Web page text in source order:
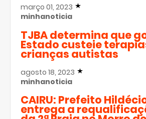
março 01, 2023
minhanoticia
TJBA determina que
Estado custeie
crianças autistas
agosto 18, 2023
minhanoticia
CAIRU: Prefeito
entrega a